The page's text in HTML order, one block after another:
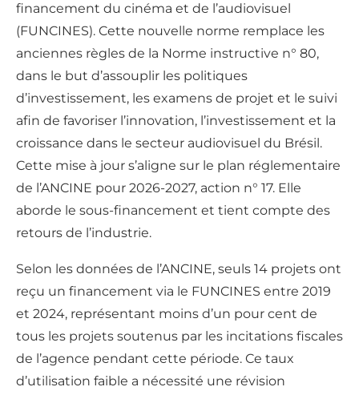
financement du cinéma et de l’audiovisuel
(FUNCINES). Cette nouvelle norme remplace les
anciennes règles de la Norme instructive n° 80,
dans le but d’assouplir les politiques
d’investissement, les examens de projet et le suivi
afin de favoriser l’innovation, l’investissement et la
croissance dans le secteur audiovisuel du Brésil.
Cette mise à jour s’aligne sur le plan réglementaire
de l’ANCINE pour 2026-2027, action n° 17. Elle
aborde le sous-financement et tient compte des
retours de l’industrie.
Selon les données de l’ANCINE, seuls 14 projets ont
reçu un financement via le FUNCINES entre 2019
et 2024, représentant moins d’un pour cent de
tous les projets soutenus par les incitations fiscales
de l’agence pendant cette période. Ce taux
d’utilisation faible a nécessité une révision